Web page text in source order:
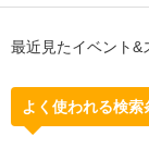
最近見たイベント&
よく使われる検索